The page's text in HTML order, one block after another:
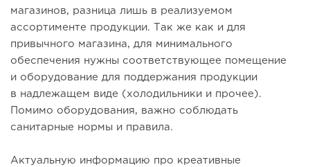
магазинов, разница лишь в реализуемом
ассортименте продукции. Так же как и для
привычного магазина, для минимального
обеспечения нужны соответствующее помещение
и оборудование для поддержания продукции
в надлежащем виде (холодильники и прочее).
Помимо оборудования, важно соблюдать
санитарные нормы и правила.
Актуальную информацию про креативные